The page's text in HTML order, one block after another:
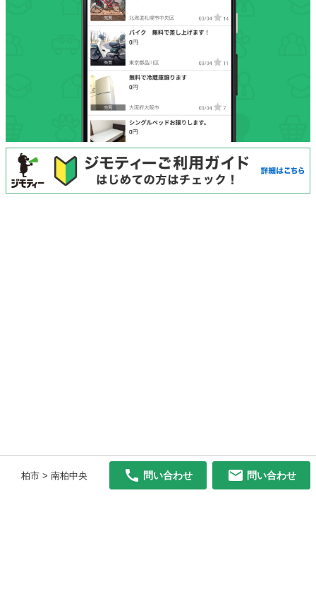
柏市 > 南柏中央 問い合わせ 問い合わせ